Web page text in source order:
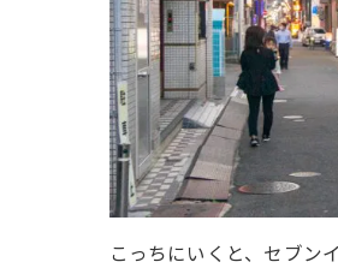
こっちにいくと、セブン